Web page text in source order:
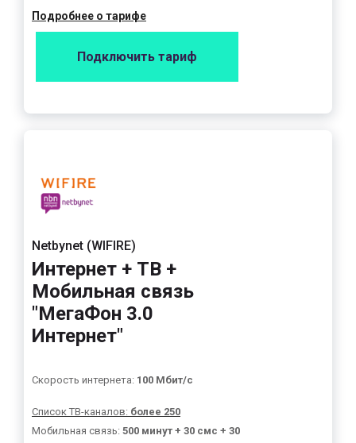
Подробнее о тарифе
Подключить тариф
Netbynet (WIFIRE)
Интернет + ТВ +
Мобильная связь
"МегаФон 3.0
Интернет"
Скорость интернета: 100 Мбит/с
Список ТВ-каналов: более 250
Мобильная связь: 500 минут + 30 смс + 30